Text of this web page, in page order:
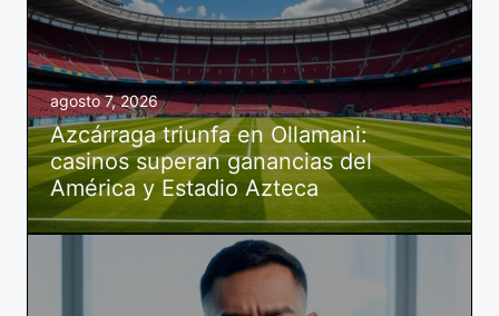
agosto 7, 2026
Azcárraga triunfa en Ollamani:
casinos superan ganancias del
América y Estadio Azteca